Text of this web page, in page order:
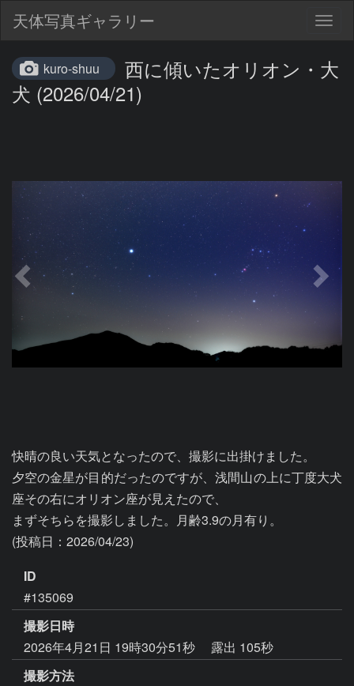
天体写真ギャラリー
kuro-shuu
西に傾いたオリオン・大
犬 (2026/04/21)
快晴の良い天気となったので、撮影に出掛けました。
夕空の金星が目的だったのですが、浅間山の上に丁度大犬
座その右にオリオン座が見えたので、
まずそちらを撮影しました。月齢3.9の月有り。
ID
#135069
撮影日時
2026年4月21日 19時30分51秒
露出 105秒
撮影方法